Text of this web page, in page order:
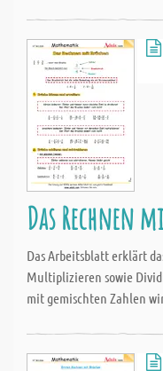
Das Rechnen
Das Arbeitsblatt erklärt
Multiplizieren sowie
mit gemischten Zahlen